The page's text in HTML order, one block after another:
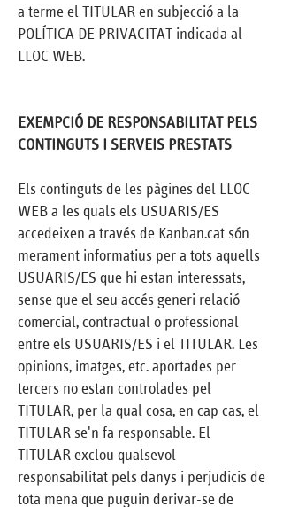
a terme el TITULAR en subjecció a la
POLÍTICA DE PRIVACITAT indicada al
LLOC WEB.
EXEMPCIÓ DE RESPONSABILITAT PELS
CONTINGUTS I SERVEIS PRESTATS
Els continguts de les pàgines del LLOC
WEB a les quals els USUARIS/ES
accedeixen a través de Kanban.cat són
merament informatius per a tots aquells
USUARIS/ES que hi estan interessats,
sense que el seu accés generi relació
comercial, contractual o professional
entre els USUARIS/ES i el TITULAR. Les
opinions, imatges, etc. aportades per
tercers no estan controlades pel
TITULAR, per la qual cosa, en cap cas, el
TITULAR se'n fa responsable. El
TITULAR exclou qualsevol
responsabilitat pels danys i perjudicis de
tota mena que puguin derivar-se de